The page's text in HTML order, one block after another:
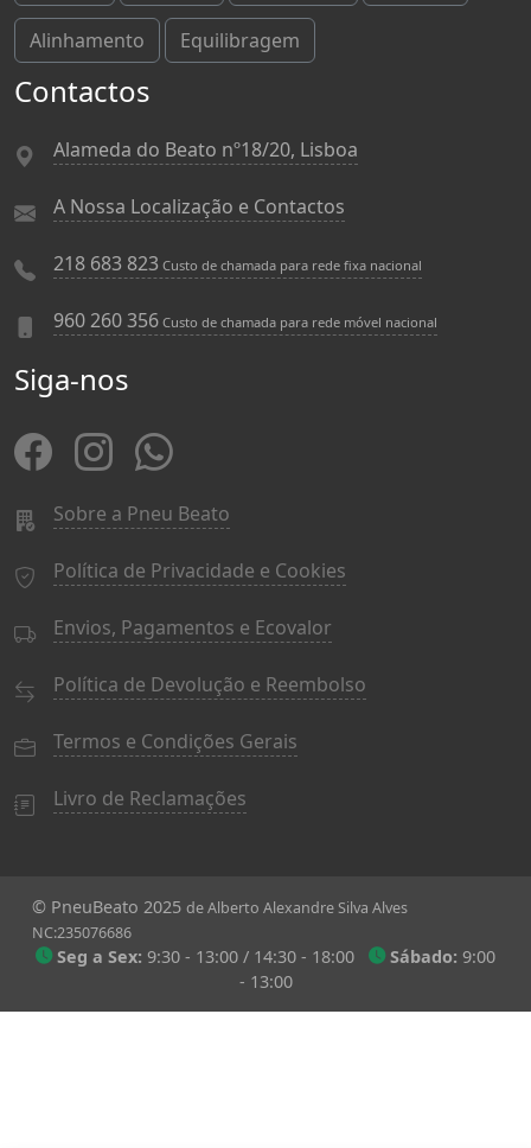
Alinhamento Equilibragem
Contactos
Alameda do Beato nº18/20, Lisboa
A Nossa Localização e Contactos
218 683 823 Custo de chamada para rede fixa nacional
960 260 356 Custo de chamada para rede móvel nacional
Siga-nos
Sobre a Pneu Beato
Política de Privacidade e Cookies
Envios, Pagamentos e Ecovalor
Política de Devolução e Reembolso
Termos e Condições Gerais
Livro de Reclamações
© PneuBeato 2025 de Alberto Alexandre Silva Alves
NC:235076686
Seg a Sex: 9:30 - 13:00 / 14:30 - 18:00 Sábado: 9:00
- 13:00